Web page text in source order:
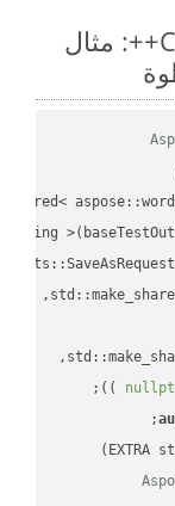
كيفية تحويل OTT to GIF على C++: مثال
))
;